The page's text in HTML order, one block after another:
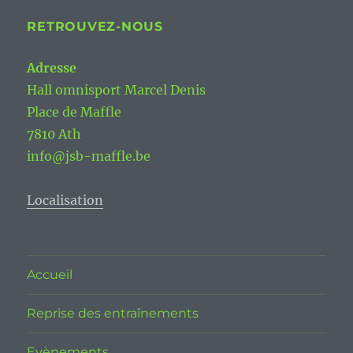
RETROUVEZ-NOUS
Adresse
Hall omnisport Marcel Denis
Place de Maffle
7810 Ath
info@jsb-maffle.be
Localisation
Accueil
Reprise des entraînements